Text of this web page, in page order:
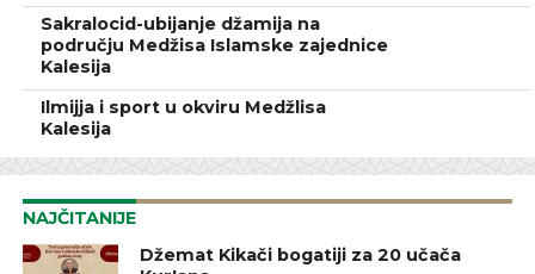
Sakralocid-ubijanje džamija na
području Medžisa Islamske zajednice
Kalesija
Ilmijja i sport u okviru Medžlisa
Kalesija
NAJČITANIJE
Džemat Kikači bogatiji za 20 učača